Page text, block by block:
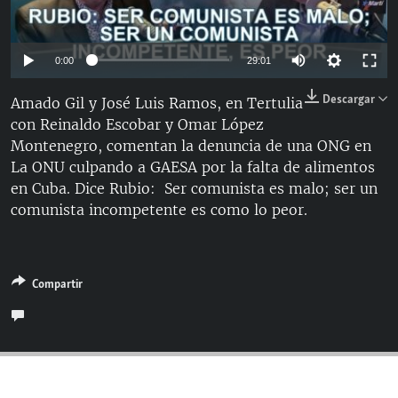
RADIO MARTÍ
ESPECIALES
ESPECIALES
LA REALIDAD DE LA VIVIENDA EN CUBA
SER VIEJO EN CUBA
KENTU-CUBANO
LOS SANTOS DE HIALEAH
MULTIMEDIA
EDITORIALES
SÍGUENOS Auto 144p 240p 360p
0:00 29:01 Auto
144p
360p
480p
720p
Descargar
Amado Gil y José Luis Ramos, en Tertulia
con Reinaldo Escobar y Omar López
Montenegro, comentan la denuncia de una ONG en
La ONU culpando a GAESA por la falta de alimentos
en Cuba. Dice Rubio: Ser comunista es malo; ser un
comunista incompetente es como lo peor.
Compartir